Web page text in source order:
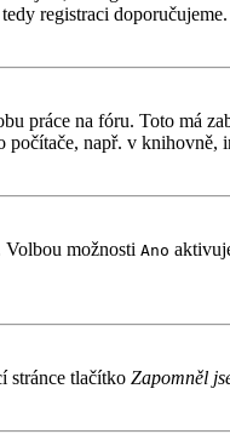
registraci
práce na fóru. Toto má
např. v knihovně,
Volbou možnosti Ano
stránce tlačítko Zapomněl